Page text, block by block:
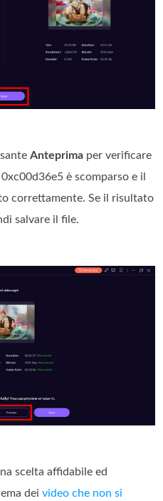
Anteprima per verificare
è scomparso e il
correttamente. Se il risultato
salvare il file.
scelta affidabile ed
deivideo che non si